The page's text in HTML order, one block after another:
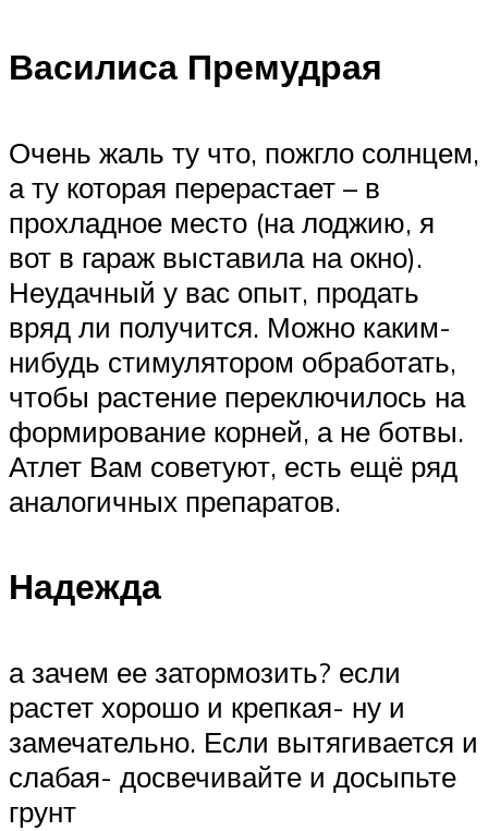
Василиса Премудрая
Очень жаль ту что, пожгло солнцем,
а ту которая перерастает – в
прохладное место (на лоджию, я
вот в гараж выставила на окно).
Неудачный у вас опыт, продать
вряд ли получится. Можно каким-
нибудь стимулятором обработать,
чтобы растение переключилось на
формирование корней, а не ботвы.
Атлет Вам советуют, есть ещё ряд
аналогичных препаратов.
Надежда
а зачем ее затормозить? если
растет хорошо и крепкая- ну и
замечательно. Если вытягивается и
слабая- досвечивайте и досыпьте
грунт